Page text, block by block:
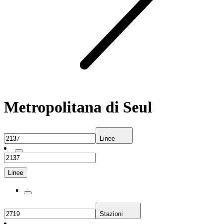
Metropolitana di Seul
Linee
Linee
Stazioni